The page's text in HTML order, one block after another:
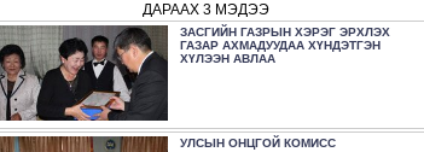
ДАРААХ 3 МЭДЭЭ
ЗАСГИЙН ГАЗРЫН ХЭРЭГ ЭРХЛЭХ
ГАЗАР АХМАДУУДАА ХҮНДЭТГЭН
ХҮЛЭЭН АВЛАА
УЛСЫН ОНЦГОЙ КОМИСС